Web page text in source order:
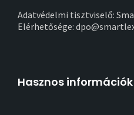
Adatvédelmi tisztviselő:
Elérhetősége:
Hasznos információk